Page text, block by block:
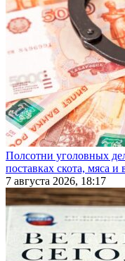
Полсотни уголовных
поставках скота, мяса и
7 августа 2026, 18:17